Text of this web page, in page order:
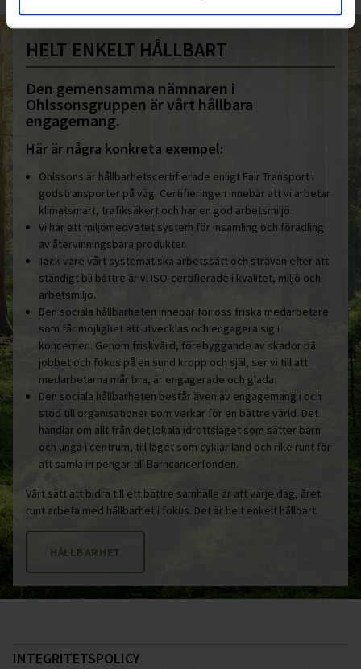
HELT ENKELT HÅLLBART
Den gemensamma nämnaren i
Ohlssonsgruppen är vårt hållbara
engagemang.
Här är några konkreta exempel:
Ohlssons är hållbarhetscertifierade enligt Fair Transport i
godstransporter på väg. Certifieringen innebär att vi arbetar
klimatsmart, trafiksäkert och har en god arbetsmiljö.
Vi har ett miljömedvetet system för insamling och förädling
av återvinningsbara produkter.
Tack vare vårt systematiska arbetssätt och strävan efter att
ständigt bli bättre är vi ISO-certifierade i kvalitet, miljö och
arbetsmiljö.
Den sociala hållbarheten innebär för oss friska medarbetare
som får möjlighet att utvecklas och engagera sig i
koncernen. Genom friskvård, förebyggande av skador på
jobbet och fokus på en sund kropp och själ, ser vi till att
medarbetarna mår bra, är engagerade och glada.
Den sociala hållbarheten består även av engagemang i och
stöd till organisationer som verkar för en bättre värld. Det
handlar om allt från det lokala idrottslaget som sätter barn
och unga i centrum, till laget som cyklar land och rike runt för
att samla in pengar till Barncancerfonden.
Vårt sätt att bidra till ett bättre samhälle är att varje dag, året
runt arbeta med hållbarhet i fokus. Det är helt enkelt hållbart.
HÅLLBARHET
INTEGRITETSPOLICY